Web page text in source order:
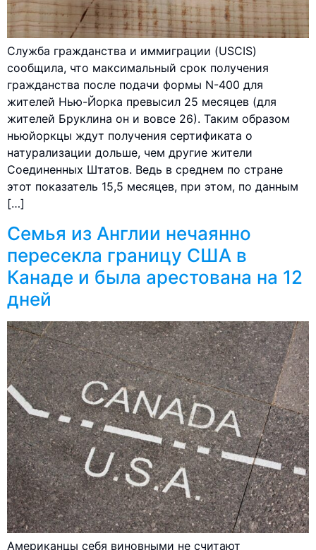
Служба гражданства и иммиграции (USCIS)
сообщила, что максимальный срок получения
гражданства после подачи формы N-400 для
жителей Нью-Йорка превысил 25 месяцев (для
жителей Бруклина он и вовсе 26). Таким образом
ньюйоркцы ждут получения сертификата о
натурализации дольше, чем другие жители
Соединенных Штатов. Ведь в среднем по стране
этот показатель 15,5 месяцев, при этом, по данным
[…]
Семья из Англии нечаянно
пересекла границу США в
Канаде и была арестована на 12
дней
Американцы себя виновными не считают